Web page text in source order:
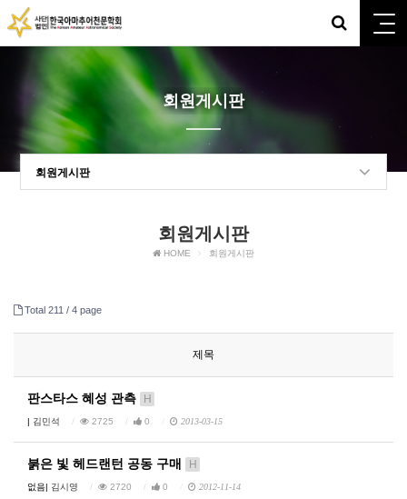
회원게시판
회원게시판
회원게시판
HOME 회원게시판
Total 211 / 4 page
제목
판스타스 혜성 관측 H
| 김민석 2725 0 2013-03-15
붉은 빛 헤드랜턴 공동 구매 H
없음| 김시영 2720 0 2012-11-14